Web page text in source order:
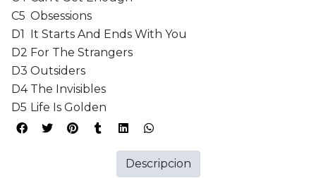
C5 Obsessions
D1 It Starts And Ends With You
D2 For The Strangers
D3 Outsiders
D4 The Invisibles
D5 Life Is Golden
Descripcion